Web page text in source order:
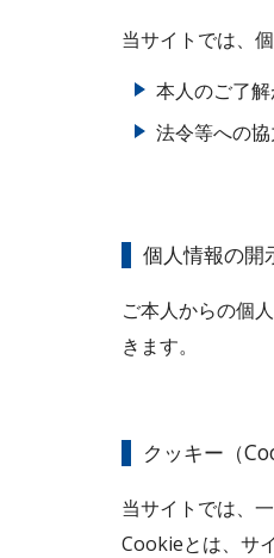
当サイトでは、
本人のご了
法令等への
個人情報の開
ご本人からの個
きます。
クッキー（
当サイトでは、
Cookieとは、サ